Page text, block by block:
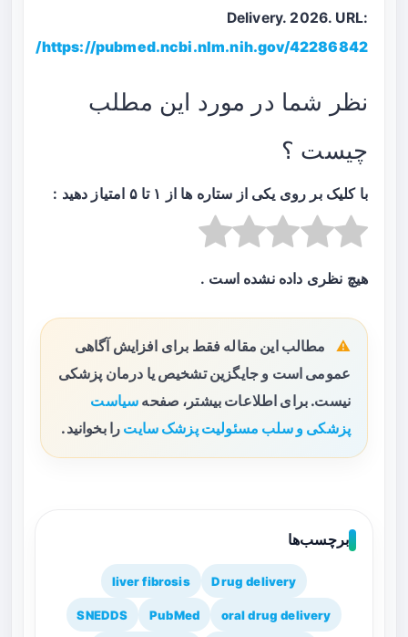
Delivery. 2026. URL:
https://pubmed.ncbi.nlm.nih.gov/42286842/
نظر شما در مورد این مطلب
چیست ؟
با کلیک بر روی یکی از ستاره ها از ۱ تا ۵ امتیاز دهید :
هیچ نظری داده نشده است .
مطالب این مقاله فقط برای افزایش آگاهی
عمومی است و جایگزین تشخیص یا درمان پزشکی
نیست. برای اطلاعات بیشتر، صفحه سیاست
پزشکی و سلب مسئولیت پزشک سایت را بخوانید.
برچسب‌ها
Drug delivery
liver fibrosis
oral drug delivery
PubMed
SNEDDS